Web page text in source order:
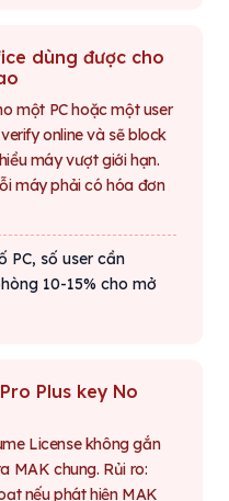
dùng được cho
một PC hoặc một user
online và sẽ block
máy vượt giới hạn.
máy phải có hóa đơn
PC, số user cần
10-15% cho mở
Plus key No
License không gắn
MAK chung. Rủi ro:
nếu phát hiện MAK